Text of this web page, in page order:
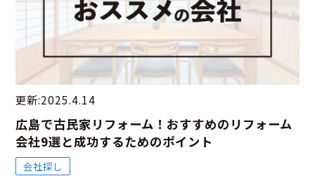
更新:2025.4.14
広島で古民家リフォーム！おすすめのリフォーム
会社9選と成功するためのポイント
会社探し